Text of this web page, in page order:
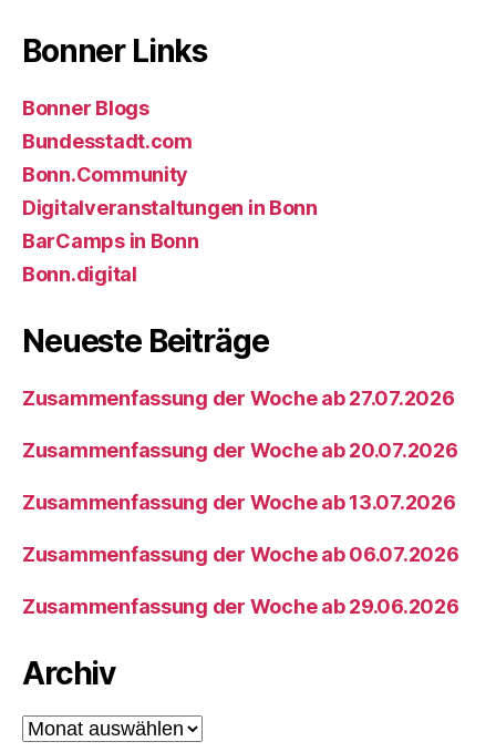
Bonner Links
Bonner Blogs
Bundesstadt.com
Bonn.Community
Digitalveranstaltungen in Bonn
BarCamps in Bonn
Bonn.digital
Neueste Beiträge
Zusammenfassung der Woche ab 27.07.2026
Zusammenfassung der Woche ab 20.07.2026
Zusammenfassung der Woche ab 13.07.2026
Zusammenfassung der Woche ab 06.07.2026
Zusammenfassung der Woche ab 29.06.2026
Archiv
Archiv